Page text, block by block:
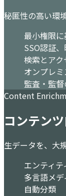
秘匿性の高い環
最小権限
SSO認証
検索とア
オンプレ
監査・監
Content
コンテン
生データを、大
エンティ
多言語メ
自動分類